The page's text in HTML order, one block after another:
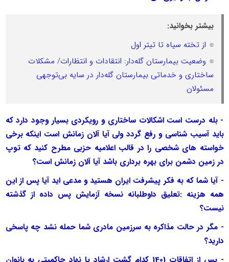
بیشتر بخوانید:
از تخته سیاه تا تیتر اول
وضعیت بیمارستان گله‌دار: انتقادات و انتظارات/ مشکلات
ساختاری و خدماتی بیمارستان گله‌دار در سایه بی‌توجهی
مسئولان
- بله درست است اشکالات ساختاری و رویکردی بسیار وجود دارد که
باید آسیب شناسی و رفع گردد ولی آیا آلان زمانش است اینکه برخی
خواسته های شخصی را در قالب اعلامیه حزبی مطرح کنید که توپ
در زمین دشمن برای بهره برداری باشد آیا آلان زمانش است؟
- آیا شما که به فکر پیشرفت ایران هستید و مدعی اید آیا پس از این
همه هزینه :تعلیق داوطلبانه نسخه آزمایش پس داده از گذشته
نیست؟
- مگر در حالت مذاکره به سرزمین مادری شما حمله نشد چه پاسخی
دارید؟